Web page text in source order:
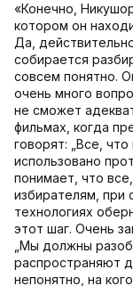
«Конечно,
котором он
Да,
собирается
совсем понятно.
очень много
не сможет
фильмах, когда
говорят: „Все,
использовано
понимает, что
избирателям, при
технологиях
этот шаг. Очень
„Мы должны
распространяют
непонятно, на